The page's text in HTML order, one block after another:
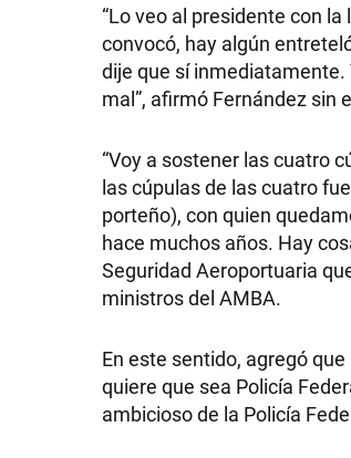
“Lo veo al presidente con
convocó, hay algún
dije que sí inmediatamente.
mal”, afirmó Fernández sin
“Voy a sostener las cuatro
las cúpulas de las cuatro
porteño), con quien
hace muchos años. Hay
Seguridad Aeroportuaria
ministros del AMBA.
En este sentido, agregó
quiere que sea Policía
ambicioso de la Policía
GRAN
SALUD